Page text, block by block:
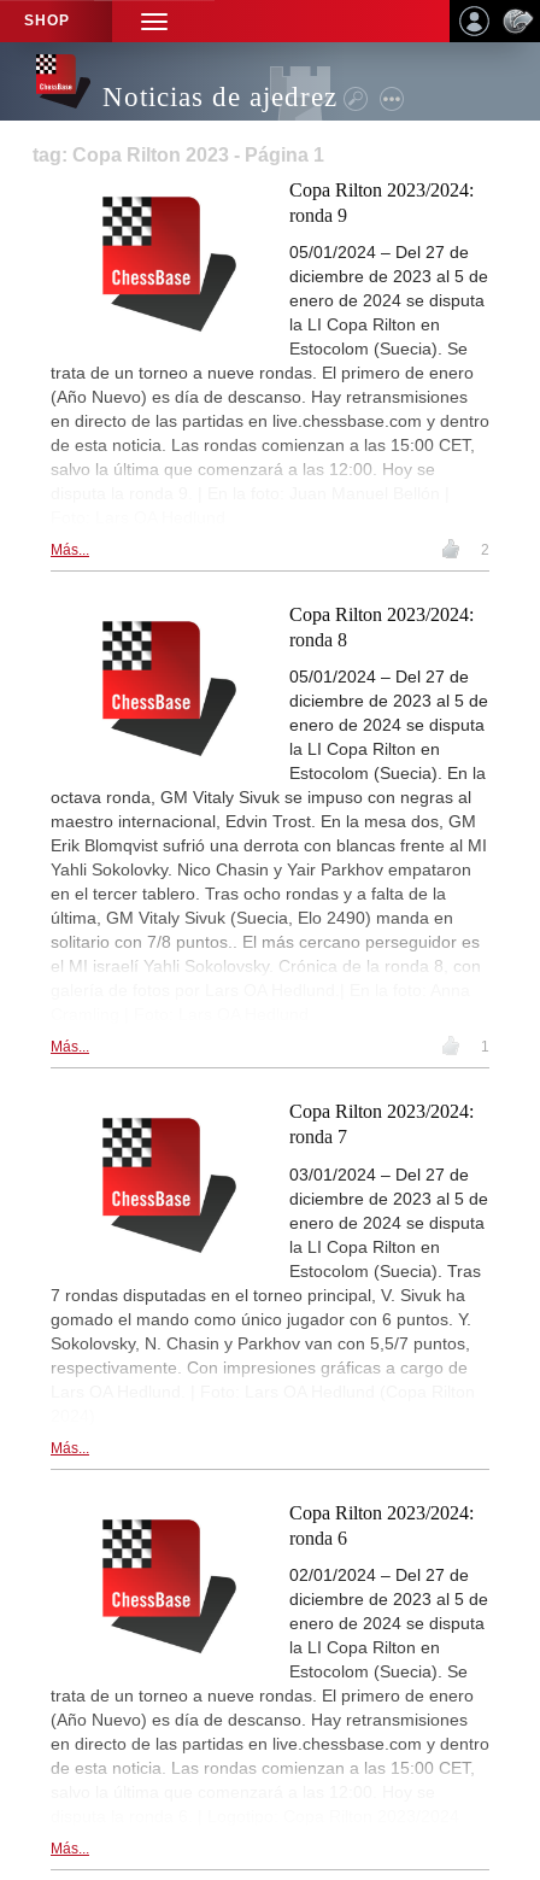
SHOP
TOGGLE
NAVIGATION
Noticias de ajedrez
tag: Copa Rilton 2023 - Página 1
Copa Rilton 2023/2024:
ronda 9
05/01/2024 – Del 27 de
diciembre de 2023 al 5 de
enero de 2024 se disputa
la LI Copa Rilton en
Estocolom (Suecia). Se
trata de un torneo a nueve rondas. El primero de enero
(Año Nuevo) es día de descanso. Hay retransmisiones
en directo de las partidas en live.chessbase.com y dentro
de esta noticia. Las rondas comienzan a las 15:00 CET,
salvo la última que comenzará a las 12:00. Hoy se
Más... 2
Copa Rilton 2023/2024:
ronda 8
05/01/2024 – Del 27 de
diciembre de 2023 al 5 de
enero de 2024 se disputa
la LI Copa Rilton en
Estocolom (Suecia). En la
octava ronda, GM Vitaly Sivuk se impuso con negras al
maestro internacional, Edvin Trost. En la mesa dos, GM
Erik Blomqvist sufrió una derrota con blancas frente al MI
Yahli Sokolovky. Nico Chasin y Yair Parkhov empataron
en el tercer tablero. Tras ocho rondas y a falta de la
última, GM Vitaly Sivuk (Suecia, Elo 2490) manda en
solitario con 7/8 puntos.. El más cercano perseguidor es
el MI israelí Yahli Sokolovsky. Crónica de la ronda 8, con
Más... 1
Copa Rilton 2023/2024:
ronda 7
03/01/2024 – Del 27 de
diciembre de 2023 al 5 de
enero de 2024 se disputa
la LI Copa Rilton en
Estocolom (Suecia). Tras
7 rondas disputadas en el torneo principal, V. Sivuk ha
gomado el mando como único jugador con 6 puntos. Y.
Sokolovsky, N. Chasin y Parkhov van con 5,5/7 puntos,
respectivamente. Con impresiones gráficas a cargo de
Más...
Copa Rilton 2023/2024:
ronda 6
02/01/2024 – Del 27 de
diciembre de 2023 al 5 de
enero de 2024 se disputa
la LI Copa Rilton en
Estocolom (Suecia). Se
trata de un torneo a nueve rondas. El primero de enero
(Año Nuevo) es día de descanso. Hay retransmisiones
en directo de las partidas en live.chessbase.com y dentro
de esta noticia. Las rondas comienzan a las 15:00 CET,
Más...